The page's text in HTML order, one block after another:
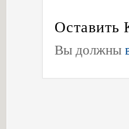
Оставить
Вы должны